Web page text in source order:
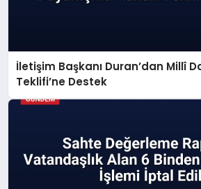
İletişim Başkanı Duran’dan Millî
Teklifi’ne Destek